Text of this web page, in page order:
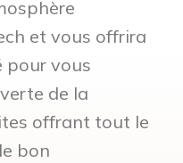
et vous offrira
pour vous
de la
offrant tout le
bon